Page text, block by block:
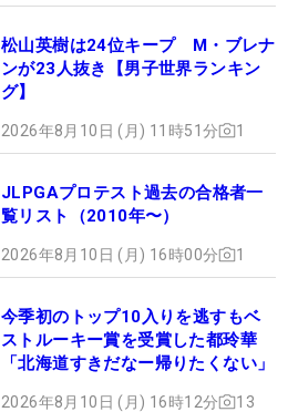
松山英樹は24位キープ M・ブレナ
ンが23人抜き【男子世界ランキン
グ】
2026年8月10日 (月) 11時51分 1
JLPGAプロテスト過去の合格者一
覧リスト（2010年〜）
2026年8月10日 (月) 16時00分 1
今季初のトップ10入りを逃すもベ
ストルーキー賞を受賞した都玲華
「北海道すきだなー帰りたくない」
2026年8月10日 (月) 16時12分 13